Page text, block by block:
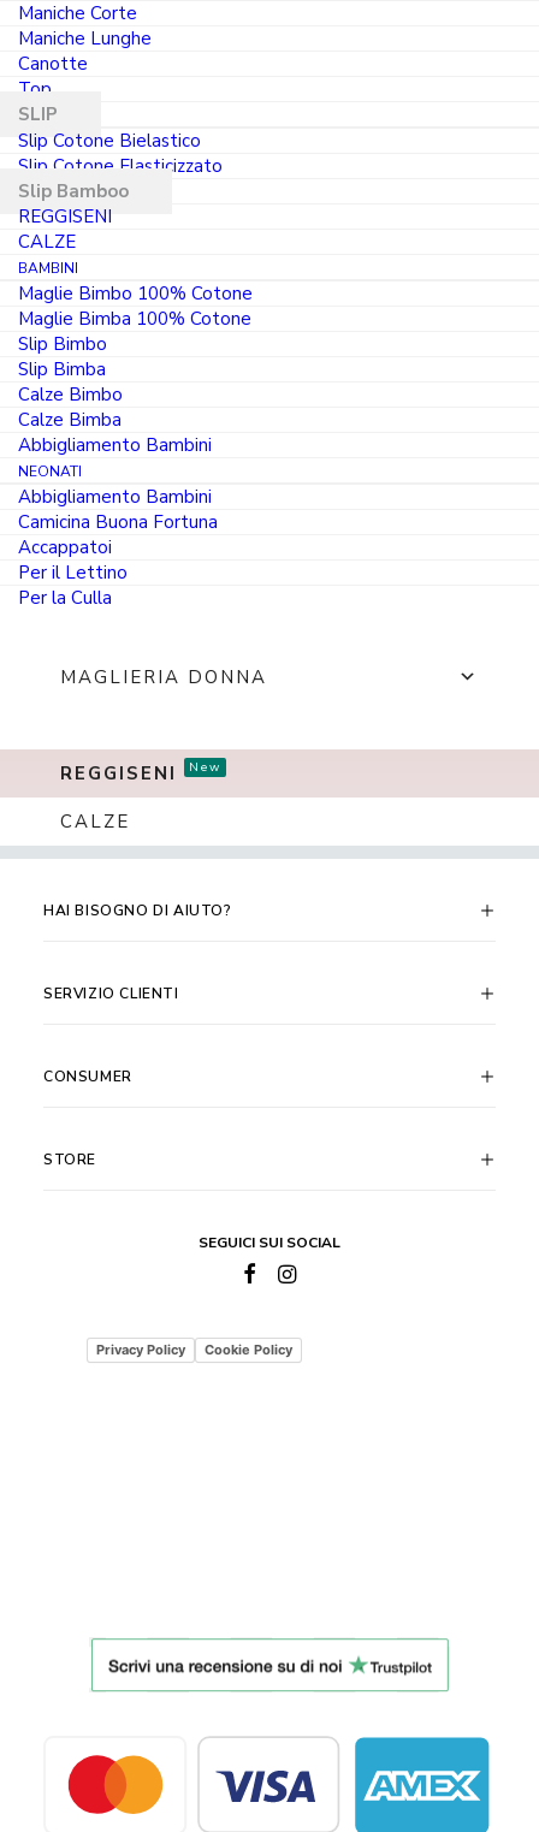
Maniche Corte
Maniche Lunghe
Canotte
Top
SLIP
Slip Cotone Bielastico
Slip Cotone Elasticizzato
Slip Bamboo
REGGISENI
CALZE
BAMBINI
Maglie Bimbo 100% Cotone
Maglie Bimba 100% Cotone
Slip Bimbo
Slip Bimba
Calze Bimbo
Calze Bimba
Abbigliamento Bambini
NEONATI
Abbigliamento Bambini
Camicina Buona Fortuna
Accappatoi
Per il Lettino
Per la Culla
MAGLIERIA DONNA
REGGISENI
New
CALZE
25.00€
prezzo
25.00 €.
Entra subito nel mondo MarcLuis Underwear, per te subito
uno Sconto del 10% valido sul primo ordine. Iscriviti alla
nostra Newsletter ufficiale, riceverai una e-mail con il
Codice Sconto.
RICHIEDI IL BONUS PRIMO ORDINE
Paga come vuoi in tutta
HAI BISOGNO DI AIUTO?
SERVIZIO CLIENTI
CONSUMER
STORE
SEGUICI SUI SOCIAL
Privacy Policy Cookie Policy